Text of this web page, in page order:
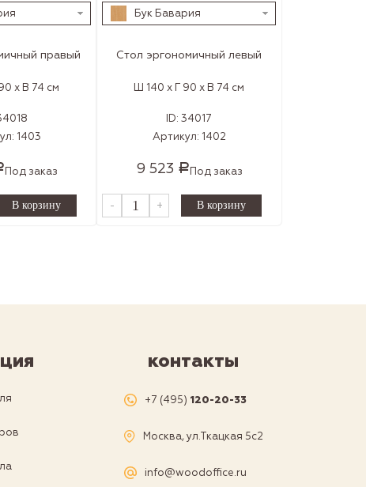
правый
x В 74 см
1403
Под заказ
Бук Бавария
Стол эргономичный левый
Ш 140 x Г 90 x В 74 см
ID: 34017
Артикул: 1402
9 523 Р Под заказ
- +
контакты
+7 (495) 120-20-33
Москва, ул.Ткацкая 5с2
info@woodoffice.ru